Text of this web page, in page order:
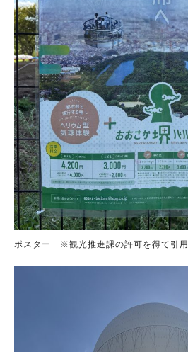
ポスター ※観光推進課の許可を得て引用